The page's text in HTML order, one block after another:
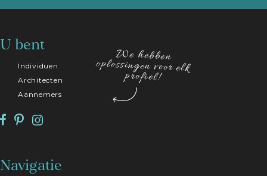
U bent
Individuen
Architecten
Aannemers
We hebben
oplossingen voor elk
profiel!
Navigatie